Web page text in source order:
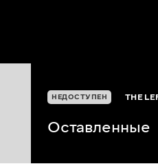
НЕДОСТУПЕН THE
Оставленные